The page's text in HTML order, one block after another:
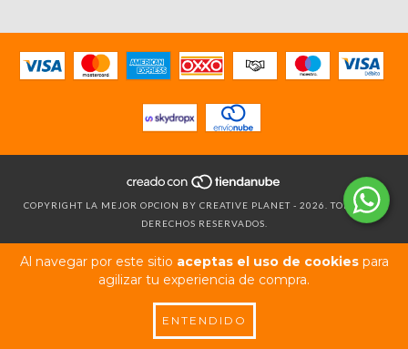
Al navegar por este sitio aceptas el uso de cookiespara
agilizar tu experiencia de compra.
ENTENDIDO
COPYRIGHT LA MEJOR OPCION BY CREATIVE PLANET - 2026. TODOS LOS
DERECHOS RESERVADOS.